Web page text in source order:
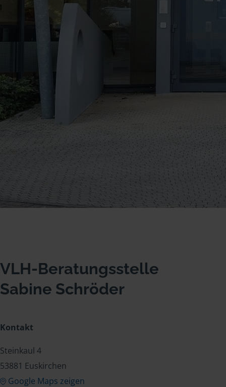
VLH-Beratungsstelle
Sabine Schröder
Kontakt
Steinkaul 4
53881 Euskirchen
Google Maps zeigen